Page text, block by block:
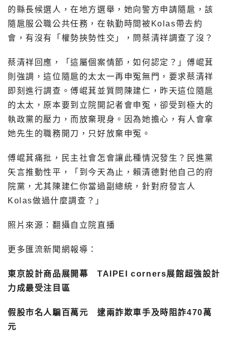
的縣長候選人，在地方選舉，她向警方申請隨扈，該
隨扈服公職公共任務，在執勤時間被Kolas帶去約
會，有沒有「權勢挾勢性交」，問蔡清祥調查了沒？
蔡清祥回應，「這屬個案情節，如何認定？」傅崐萁
則強調，這位隨扈的太太一再申冤無門，要求蔡清祥
即刻進行調查。傅崐萁並質問陳建仁，昨天這位隨扈
的太太，原本要到立院開記者會申冤，卻受到極大的
執政黨的壓力，而放棄現身。因為她擔心，有人會拿
她先生的職務開刀，只好放棄申冤。
傅崐萁痛批，民主社會怎會讓此種情況發生？民進黨
矢言推動性平，「到今天為止，賴清德對他自己的府
院黨，尤其陳建仁你當過副總統，針對府發言人
Kolas做過什麼調查？」
照片來源：翻攝自立院直播
更多匯流新聞網報導：
東京設計商品展開幕 TAIPEI corners展館超強設計
力成最受注目區
假股市名人騙百萬元 逮兩詐欺車手及時阻詐470萬
元